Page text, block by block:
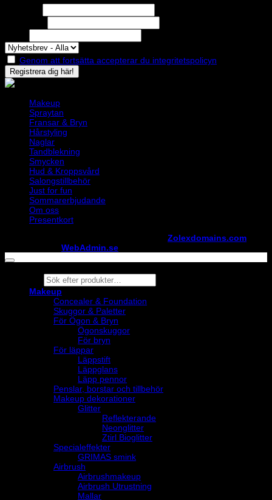
Genom att fortsätta accepterar du integritetspolicyn
Makeup
Spraytan
Fransar & Bryn
Hårstyling
Naglar
Tandblekning
Smycken
Hud & Kroppsvård
Salongstillbehör
Just for fun
Sommarerbjudande
Om oss
Presentkort
Zolexdomains.com
WebAdmin.se
Products
search
Makeup
Concealer & Foundation
Skuggor & Paletter
För Ögon & Bryn
Ögonskuggor
För bryn
För läppar
Läppstift
Läppglans
Läpp pennor
Penslar, borstar och tillbehör
Makeup dekorationer
Glitter
Reflekterande
Neonglitter
Ztirl Bioglitter
Specialeffekter
GRIMAS smink
Airbrush
Airbrushmakeup
Airbrush Utrustning
Mallar